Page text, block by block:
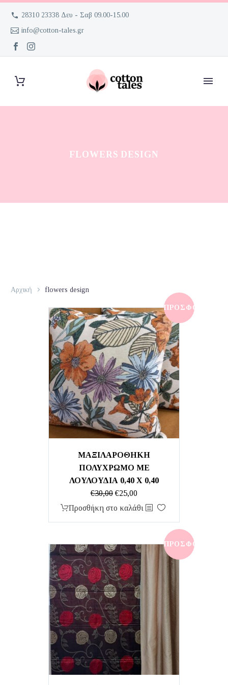
28310 23338 Δευ - Σαβ 09.00-15.00
info@cotton-tales.gr
FLOWERS DESIGN
Αρχική flowers design
ΠΡΟΣΦΟΡΆ!
ΜΑΞΙΛΑΡΟΘΗΚΗ
ΠΟΛΥΧΡΩΜΟ ΜΕ
ΛΟΥΛΟΥΔΙΑ 0,40 Χ 0,40
€30,00 Original
price
€25,00Η
τρέχουσα
€25,00.
Προσθήκη στο καλάθι
ΠΡΟΣΦΟΡΆ!